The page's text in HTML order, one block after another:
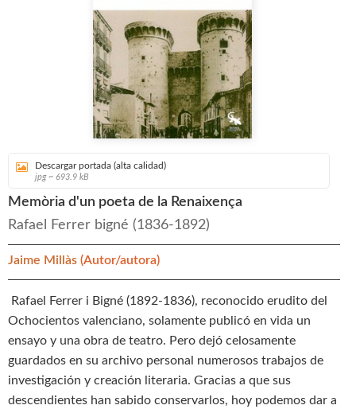
Descargar portada (alta calidad)
jpg ~ 693.9 kB
Memòria d'un poeta de la Renaixença
Rafael Ferrer bigné (1836-1892)
Jaime Millàs (Autor/autora)
Rafael Ferrer i Bigné (1892-1836), reconocido erudito del
Ochocientos valenciano, solamente publicó en vida un
ensayo y una obra de teatro. Pero dejó celosamente
guardados en su archivo personal numerosos trabajos de
investigación y creación literaria. Gracias a que sus
descendientes han sabido conservarlos, hoy podemos dar a